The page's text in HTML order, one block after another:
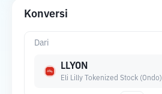
Konversi
Dari
LLYON
Eli Lilly Tokenized Stock (Ondo)